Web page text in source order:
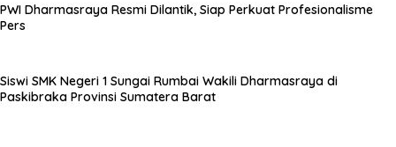
PWI Dharmasraya Resmi Dilantik, Siap Perkuat Profesionalisme
Pers
Siswi SMK Negeri 1 Sungai Rumbai Wakili Dharmasraya di
Paskibraka Provinsi Sumatera Barat